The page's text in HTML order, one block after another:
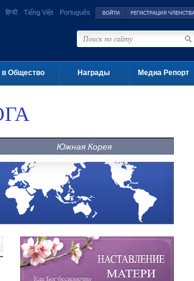
हिन्दी Tiếng Việt Português
в Общество Награды Медиа Репорт
Южная Корея